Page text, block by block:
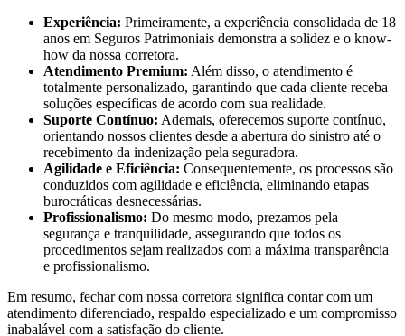
Experiência: Primeiramente, a experiência consolidada de 18
anos em Seguros Patrimoniais demonstra a solidez e o know-
how da nossa corretora.
Atendimento Premium: Além disso, o atendimento é
totalmente personalizado, garantindo que cada cliente receba
soluções específicas de acordo com sua realidade.
Suporte Contínuo: Ademais, oferecemos suporte contínuo,
orientando nossos clientes desde a abertura do sinistro até o
recebimento da indenização pela seguradora.
Agilidade e Eficiência: Consequentemente, os processos são
conduzidos com agilidade e eficiência, eliminando etapas
burocráticas desnecessárias.
Profissionalismo: Do mesmo modo, prezamos pela
segurança e tranquilidade, assegurando que todos os
procedimentos sejam realizados com a máxima transparência
e profissionalismo.
Em resumo, fechar com nossa corretora significa contar com um
atendimento diferenciado, respaldo especializado e um compromisso
inabalável com a satisfação do cliente.